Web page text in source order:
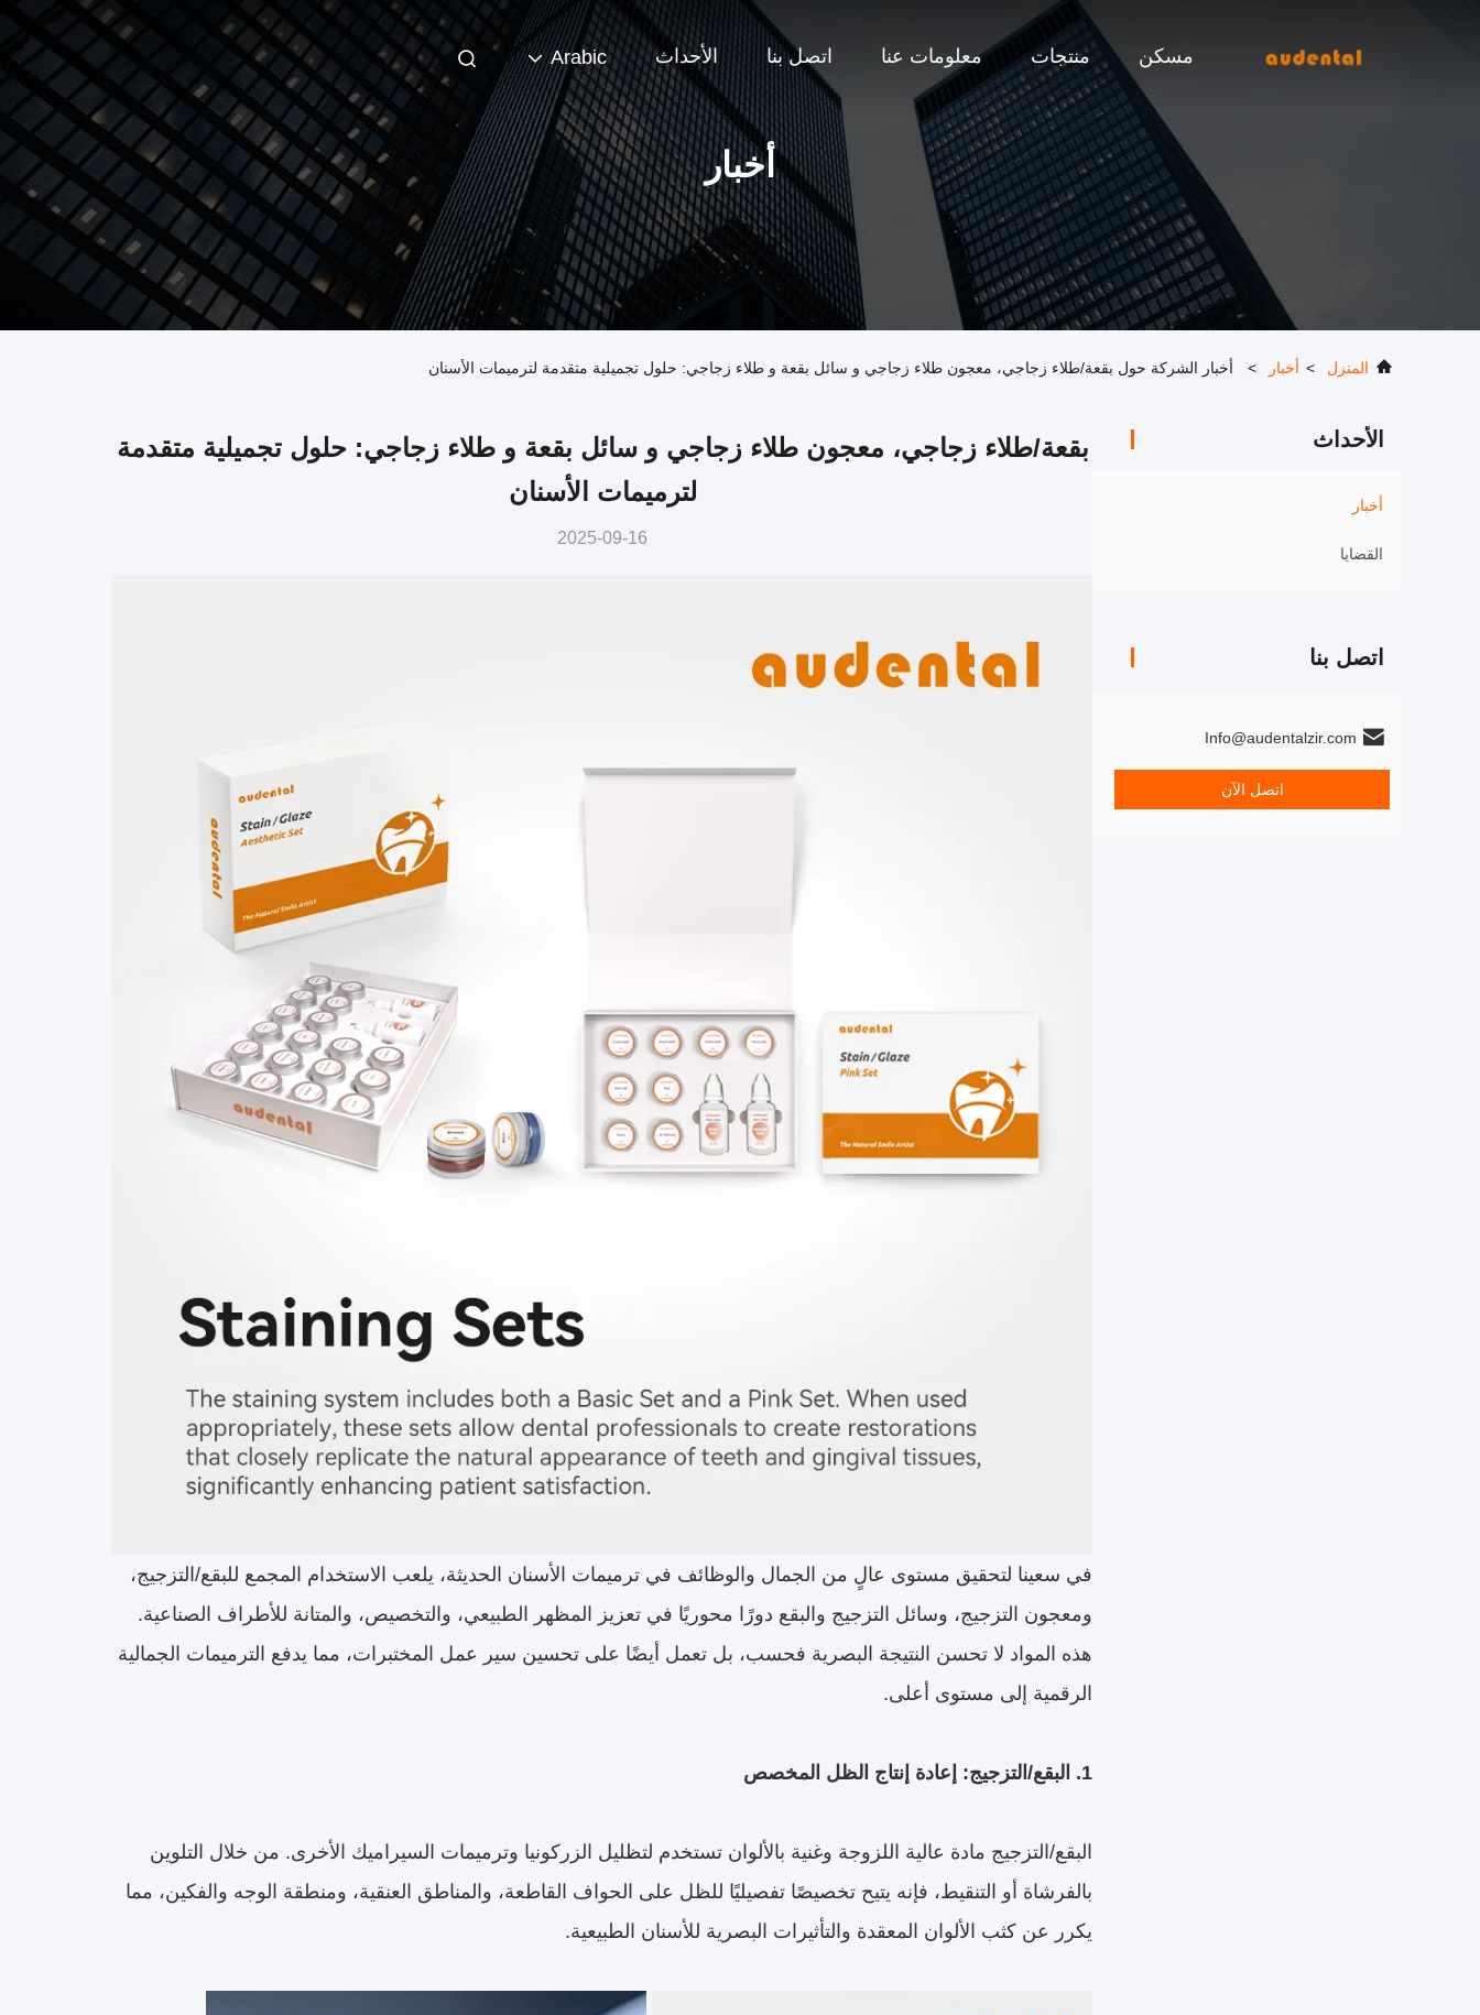
مسكن منتجات معلومات عنا اتصل بنا الأحداث Arabic
أخبار
المنزل > أخبار > أخبار الشركة حول بقعة/طلاء زجاجي، معجون طلاء زجاجي و سائل بقعة و طلاء زجاجي: حلول تجميلية متقدمة لترميمات الأسنان
الأحداث
أخبار
القضايا
اتصل بنا
Info@audentalzir.com
اتصل الآن
بقعة/طلاء زجاجي، معجون طلاء زجاجي و سائل بقعة و طلاء زجاجي: حلول تجميلية متقدمة
لترميمات الأسنان
2025-09-16
في سعينا لتحقيق مستوى عالٍ من الجمال والوظائف في ترميمات الأسنان الحديثة، يلعب الاستخدام المجمع للبقع/التزجيج،
ومعجون التزجيج، وسائل التزجيج والبقع دورًا محوريًا في تعزيز المظهر الطبيعي، والتخصيص، والمتانة للأطراف الصناعية.
هذه المواد لا تحسن النتيجة البصرية فحسب، بل تعمل أيضًا على تحسين سير عمل المختبرات، مما يدفع الترميمات الجمالية
الرقمية إلى مستوى أعلى.
1. البقع/التزجيج: إعادة إنتاج الظل المخصص
البقع/التزجيج مادة عالية اللزوجة وغنية بالألوان تستخدم لتظليل الزركونيا وترميمات السيراميك الأخرى. من خلال التلوين
بالفرشاة أو التنقيط، فإنه يتيح تخصيصًا تفصيليًا للظل على الحواف القاطعة، والمناطق العنقية، ومنطقة الوجه والفكين، مما
يكرر عن كثب الألوان المعقدة والتأثيرات البصرية للأسنان الطبيعية.